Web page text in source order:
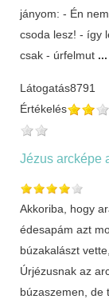
jányom: - Én
csoda lesz! - így
csak - úrfelmut ...
Látogatás8791
Értékelés
Jézus arcképe
Akkoriba, hogy
édesapám azt
búzakalászt
Úrjézusnak az
búzaszemen, de